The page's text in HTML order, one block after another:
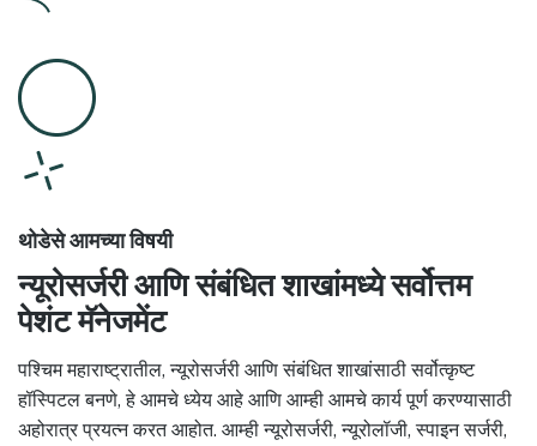
थोडेसे आमच्या विषयी
न्यूरोसर्जरी आणि संबंधित शाखांमध्ये सर्वोत्तम
पेशंट मॅनेजमेंट
पश्चिम महाराष्ट्रातील, न्यूरोसर्जरी आणि संबंधित शाखांसाठी सर्वोत्कृष्ट
हॉस्पिटल बनणे, हे आमचे ध्येय आहे आणि आम्ही आमचे कार्य पूर्ण करण्यासाठी
अहोरात्र प्रयत्न करत आहोत. आम्ही न्यूरोसर्जरी, न्यूरोलॉजी, स्पाइन सर्जरी,